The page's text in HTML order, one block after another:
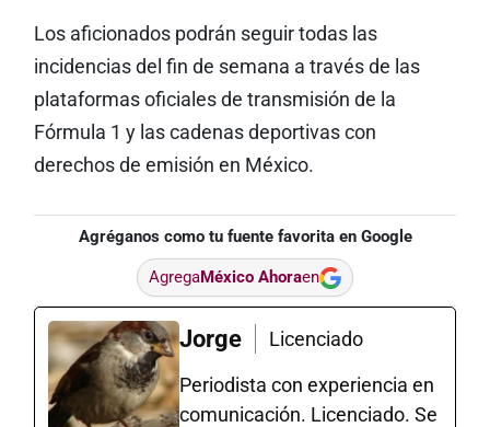
Los aficionados podrán seguir todas las
incidencias del fin de semana a través de las
plataformas oficiales de transmisión de la
Fórmula 1 y las cadenas deportivas con
derechos de emisión en México.
Agréganos como tu fuente favorita en Google
AgregaMéxico Ahoraen
Jorge
Licenciado
Periodista con experiencia en
comunicación. Licenciado. Se